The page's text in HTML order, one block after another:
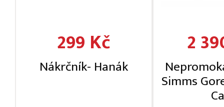
299 Kč
Nákrčník- Hanák
2
Simms